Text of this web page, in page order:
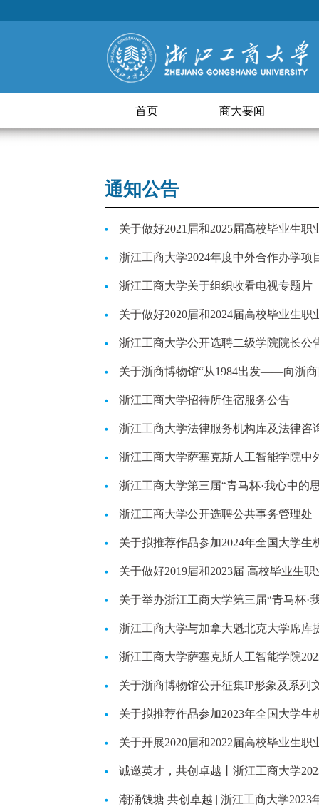
首页 商大要闻
通知公告
关于做好2021届和2025届高校毕业生
浙江工商大学2024年度中外合作办学项
浙江工商大学关于组织收看电视专题片
关于做好2020届和2024届高校毕业生
浙江工商大学公开选聘二级学院院长公
关于浙商博物馆“从1984出发——向浙
通知
浙江工商大学招待所住宿服务公告
浙江工商大学法律服务机构库及法律咨
浙江工商大学萨塞克斯人工智能学院中
浙江工商大学第三届“青马杯·我心中的
浙江工商大学公开选聘公共事务管理处
关于拟推荐作品参加2024年全国大学
关于做好2019届和2023届 高校毕业生
关于举办浙江工商大学第三届“青马杯·
浙江工商大学与加拿大魁北克大学席库
2022、2023年报公...
浙江工商大学萨塞克斯人工智能学院
关于浙商博物馆公开征集IP形象及系列
关于拟推荐作品参加2023年全国大学
关于开展2020届和2022届高校毕业生
诚邀英才，共创卓越丨浙江工商大学
潮涌钱塘 共创卓越 | 浙江工商大学2023